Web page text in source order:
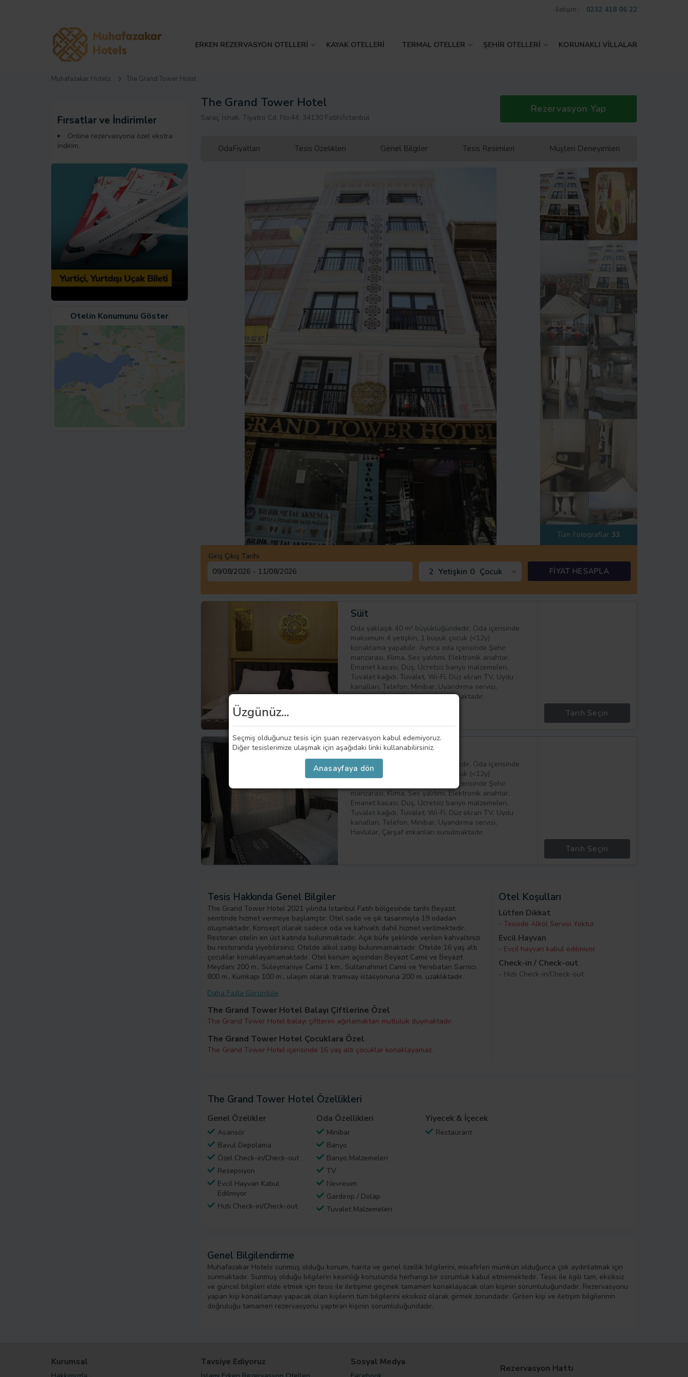
İletişim : 0232 418 06 22
ERKEN REZERVASYON OTELLERİ KAYAK OTELLERİ TERMAL OTELLER ŞEHİR OTELLERİ KORUNAKLI VİLLALAR
Muhafazakar Hotels The Grand Tower Hotel
Fırsatlar ve İndirimler
Online rezervasyona özel ekstra
indirim.
Otelin Konumunu Göster
The Grand Tower Hotel
Saraç İshak, Tiyatro Cd. No:44, 34130 Fatih/İstanbul
Rezervasyon Yap
OdaFiyatları Tesis Özelikleri Genel Bilgiler Tesis Resimleri Müşteri Deneyimleri
Tüm Fotograflar 33
Giriş Çıkış Tarihi
2 Yetişkin 0 Çocuk FİYAT HESAPLA
Süit
Oda yaklaşık 40 m² büyüklüğündedir. Oda içerisinde
maksimum 4 yetişkin, 1 büyük çocuk (<12y)
konaklama yapabilir. Ayrıca oda içerisinde Şehir
manzarası, Klima, Ses yalıtımı, Elektronik anahtar,
Emanet kasası, Duş, Ücretsiz banyo malzemeleri,
Tuvalet kağıdı, Tuvalet, Wi-Fi, Düz ekran TV, Uydu
kanalları, Telefon, Minibar, Uyandırma servisi,
Havlular, Çarşaf imkanları sunulmaktadır.
Tarih Seçin
Standart Çift Kişilik Oda
Oda yaklaşık 20 m² büyüklüğündedir. Oda içerisinde
maksimum 2 yetişkin, 1 büyük çocuk (<12y)
konaklama yapabilir. Ayrıca oda içerisinde Şehir
manzarası, Klima, Ses yalıtımı, Elektronik anahtar,
Emanet kasası, Duş, Ücretsiz banyo malzemeleri,
Tuvalet kağıdı, Tuvalet, Wi-Fi, Düz ekran TV, Uydu
kanalları, Telefon, Minibar, Uyandırma servisi,
Havlular, Çarşaf imkanları sunulmaktadır.
Tarih Seçin
Tesis Hakkında Genel Bilgiler
The Grand Tower Hotel 2021 yılında İstanbul Fatih bölgesinde tarihi Beyazıt
semtinde hizmet vermeye başlamştır. Otel sade ve şık tasarımıyla 19 odadan
oluşmaktadır. Konsept olarak sadece oda ve kahvaltı dahil hizmet verilmektedir.
Restoran otelin en üst katında bulunmaktadır. Açık büfe şeklinde verilen kahvaltınızı
bu restoranda yiyebilirsiniz. Otelde alkol satışı bulunmamaktadır. Otelde 16 yaş altı
çocuklar konaklayamamaktadır. Otel konum açısından Beyazıt Camii ve Beyazıt
Meydanı 200 m., Süleymaniye Camii 1 km., Sultanahmet Camii ve Yerebatan Sarnıcı
800 m., Kumkapı 100 m., ulaşım olarak tramvay istasyonuna 200 m. uzaklıktadır.
Daha Fazla Görüntüle
The Grand Tower Hotel Balayı Çiftlerine Özel
The Grand Tower Hotel balayı çiftlerini ağırlamaktan mutluluk duymaktadır.
The Grand Tower Hotel Çocuklara Özel
The Grand Tower Hotel içerisinde 16 yaş altı çocuklar konaklayamaz.
Otel Koşulları
Lütfen Dikkat
- Tesisde Alkol Servisi Yoktur
Evcil Hayvan
- Evcil hayvan kabul edilmiyor.
Check-in / Check-out
- Hızlı Check-in/Check-out
The Grand Tower Hotel Özellikleri
Genel Özelikler
Asansör
Bavul Depolama
Özel Check-in/Check-out
Resepsiyon
Evcil Hayvan Kabul
Edilmiyor
Hızlı Check-in/Check-out
Oda Özellikleri
Minibar
Banyo
Banyo Malzemeleri
TV
Nevresim
Gardırop / Dolap
Tuvalet Malzemeleri
Yiyecek & İçecek
Restaurant
Genel Bilgilendirme
Muhafazakar Hotels sunmuş olduğu konum, harita ve genel özellik bilgilerini, misafirleri mümkün olduğunca çok aydınlatmak için
sunmaktadır. Sunmuş olduğu bilgilerin kesinliği konusunda herhangi bir sorumluk kabul etmemektedir. Tesis ile ilgili tam, eksiksiz
ve güncel bilgileri elde etmek için tesis ile iletişime geçmek tamamen konaklayacak olan kişinin sorumluluğundadır. Rezervasyonu
yapan kişi konaklamayı yapacak olan kişilerin tüm bilgilerini eksiksiz olarak girmek zorundadır. Girilen kişi ve iletişim bilgilerinin
doğruluğu tamamen rezervasyonu yaptıran kişinin sorumluluğundadır.
Kurumsal Tavsiye Ediyoruz Sosyal Medya
Rezervasyon Hattı
Üzgünüz...
Seçmiş olduğunuz tesis için şuan rezervasyon kabul edemiyoruz.
Diğer tesislerimize ulaşmak için aşağıdaki linki kullanabilirsiniz.
Anasayfaya dön